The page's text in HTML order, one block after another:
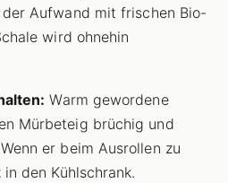
Aufwand mit frischen Bio-
wird ohnehin
Warm gewordene
Mürbeteig brüchig und
er beim Ausrollen zu
den Kühlschrank.